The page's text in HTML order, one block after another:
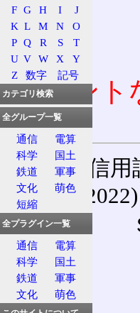
コメント
通信用
(27-May-2022)
F G H I
J
K L M N
O
P Q R S
T
U V W X
Y
Z
数字 記号
カテゴリ検索
全グループ一覧
通信
電算
科学
国土
鉄道
軍事
文化
萌色
短縮
全プラグイン一覧
通信
電算
科学
国土
鉄道
軍事
文化
萌色